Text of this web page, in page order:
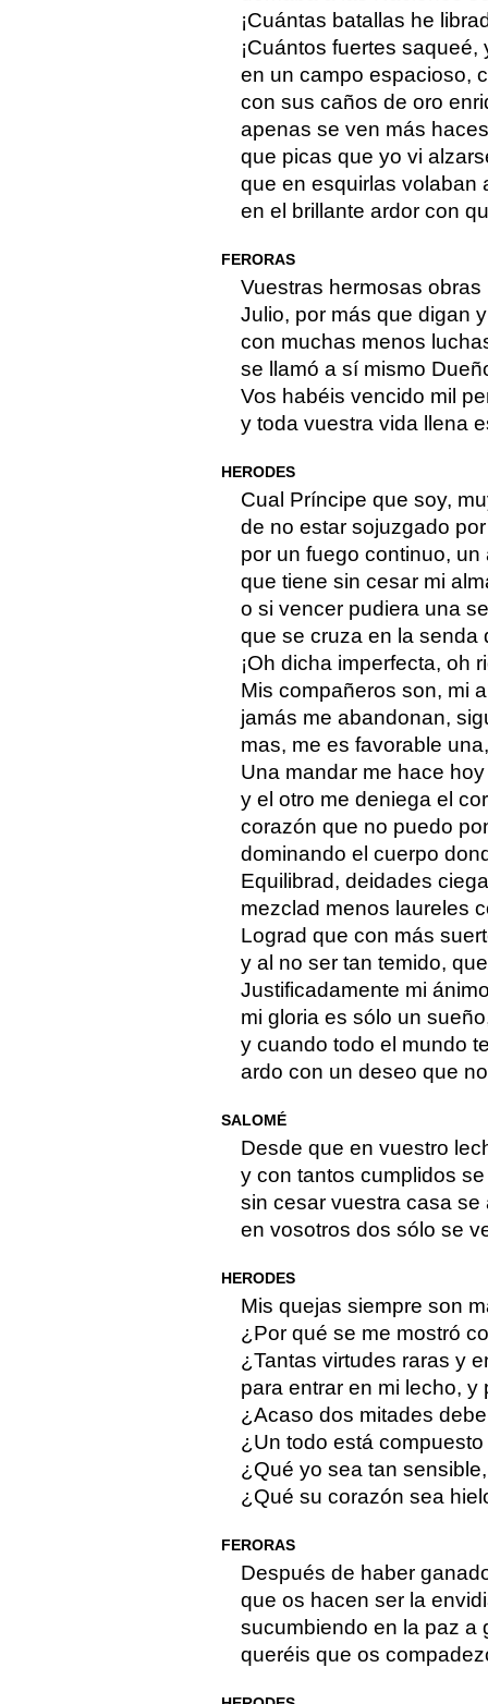
¡Cuántas batallas he
¡Cuántos fuertes
en un campo espacioso,
con sus caños de oro
apenas se ven más
que picas que yo vi
que en esquirlas volaban
en el brillante ardor con
FERORAS
Vuestras hermosas
Julio, por más que digan
con muchas menos
se llamó a sí mismo
Vos habéis vencido mil
y toda vuestra vida llena
HERODES
Cual Príncipe que soy,
de no estar sojuzgado
por un fuego continuo, un
que tiene sin cesar mi
o si vencer pudiera una
que se cruza en la senda
¡Oh dicha imperfecta, oh
Mis compañeros son, mi
jamás me abandonan,
mas, me es favorable
Una mandar me hace
y el otro me deniega el
corazón que no puedo
dominando el cuerpo
Equilibrad, deidades
mezclad menos laureles
Lograd que con más
y al no ser tan temido,
Justificadamente mi
mi gloria es sólo un
y cuando todo el mundo
ardo con un deseo que
SALOMÉ
Desde que en vuestro
y con tantos cumplidos
sin cesar vuestra casa se
en vosotros dos sólo se
HERODES
Mis quejas siempre son
¿Por qué se me mostró
¿Tantas virtudes raras y
para entrar en mi lecho, y
¿Acaso dos mitades
¿Un todo está
¿Qué yo sea tan
¿Qué su corazón sea
FERORAS
Después de haber
que os hacen ser la
sucumbiendo en la paz a
queréis que os